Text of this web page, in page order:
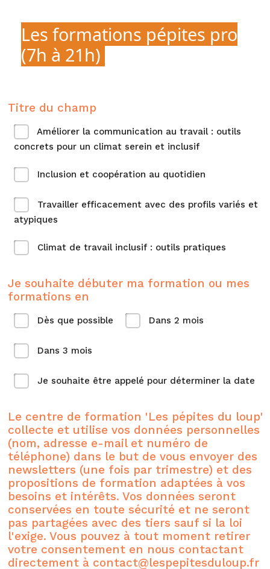
Les formations pépites pro
(7h à 21h)
Titre du champ
Améliorer la communication au travail : outils
concrets pour un climat serein et inclusif​
Inclusion et coopération au quotidien​
Travailler efficacement avec des profils variés et
atypiques​
Climat de travail inclusif : outils pratiques​
Je souhaite débuter ma formation ou mes
formations en
Dès que possible Dans 2 mois
Dans 3 mois
Je souhaite être appelé pour déterminer la date
Le centre de formation 'Les pépites du loup'
collecte et utilise vos données personnelles
(nom, adresse e-mail et numéro de
téléphone) dans le but de vous envoyer des
newsletters (une fois par trimestre) et des
propositions de formation adaptées à vos
besoins et intérêts. Vos données seront
conservées en toute sécurité et ne seront
pas partagées avec des tiers sauf si la loi
l'exige. Vous pouvez à tout moment retirer
votre consentement en nous contactant
directement à contact@lespepitesduloup.fr